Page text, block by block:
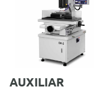
AUXILIAR